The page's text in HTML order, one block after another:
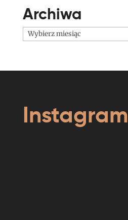
Archiwa
Archiwa
Instagram